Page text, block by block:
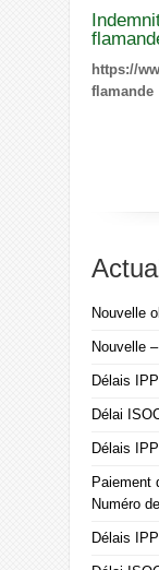
https://
flamande
Nouvelle
Nouvelle
Délais
Délai
Délais
Paiement
Numéro
Délais